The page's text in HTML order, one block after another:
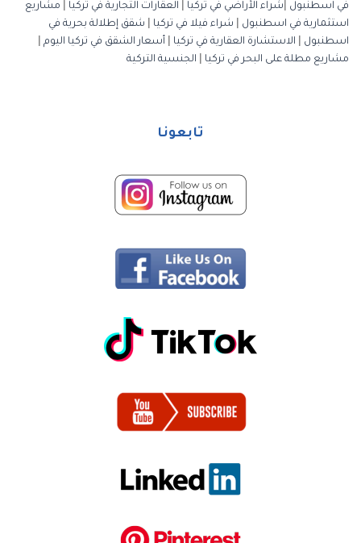
في اسطنبول
شراء الأراضي في تركيا العقارات التجارية في تركيا
مشاريع
استثمارية في اسطنبول
شراء فيلا في تركيا
شقق إطلالة بحرية في
اسطنبول
الاستشارة العقارية في تركيا أسعار الشقق في تركيا اليوم
مشاريع مطلة على البحر في تركيا
الجنسية التركية
تابعونا